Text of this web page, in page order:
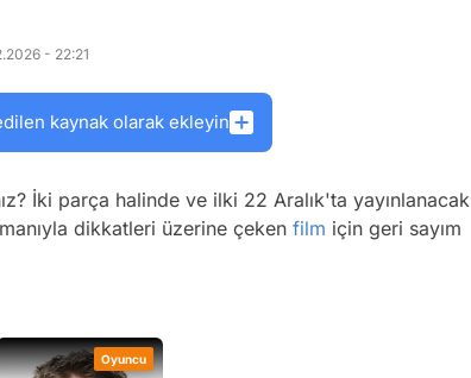
- 22:21
kaynak olarak ekleyin
İki parça halinde ve ilki 22 Aralık'ta yayınlanacak
dikkatleri üzerine çeken film için geri sayım
Oyuncu